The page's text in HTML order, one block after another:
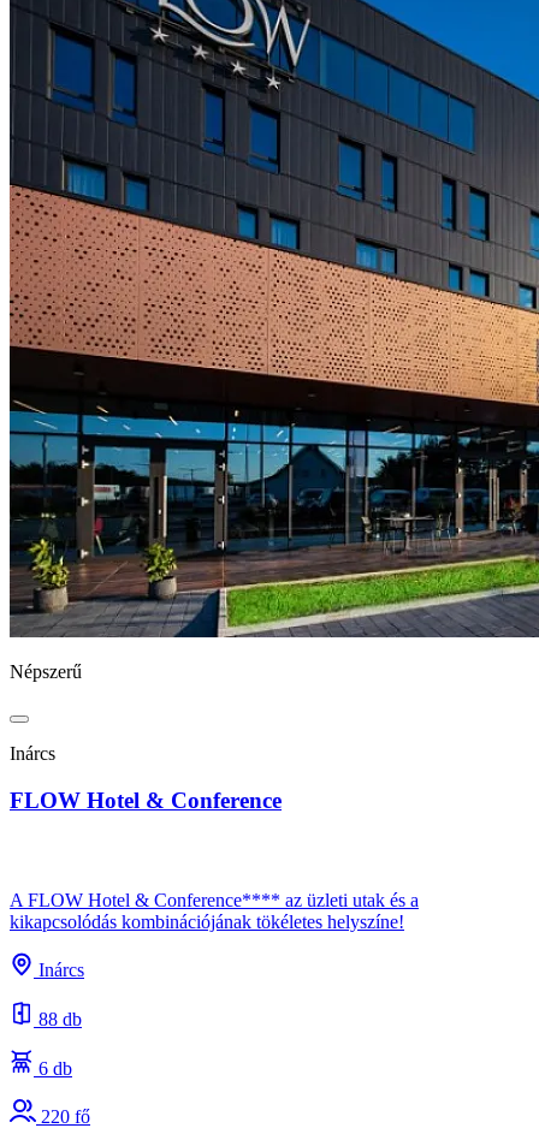
Népszerű
Inárcs
FLOW Hotel & Conference
A FLOW Hotel & Conference**** az üzleti utak és a
kikapcsolódás kombinációjának tökéletes helyszíne!
Inárcs
88 db
6 db
220 fő